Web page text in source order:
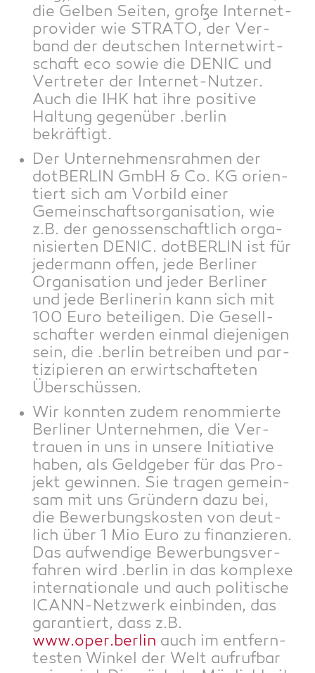
die Gel­ben Sei­ten, gro­ße Inter­net­
pro­vi­der wie STRATO, der Ver­
band der deut­schen Inter­net­wirt­
schaft eco sowie die DENIC und
Ver­tre­ter der Inter­net-Nut­zer.
Auch die IHK hat ihre posi­ti­ve
Hal­tung gegen­über .ber­lin
bekräftigt.
Der Unter­neh­mens­rah­men der
dot­BER­LIN GmbH & Co. KG ori­en­
tiert sich am Vor­bild einer
Gemein­schafts­or­ga­ni­sa­ti­on, wie
z.B. der genos­sen­schaft­lich orga­
ni­sier­ten DENIC. dot­BER­LIN ist für
jeder­mann offen, jede Ber­li­ner
Orga­ni­sa­ti­on und jeder Ber­li­ner
und jede Ber­li­ne­rin kann sich mit
100 Euro betei­li­gen. Die Gesell­
schaf­ter wer­den ein­mal die­je­ni­gen
sein, die .ber­lin betrei­ben und par­
ti­zi­pie­ren an erwirt­schaf­te­ten
Überschüssen.
Wir konn­ten zudem renom­mier­te
Ber­li­ner Unter­neh­men, die Ver­
trau­en in uns in unse­re Initia­ti­ve
haben, als Geld­ge­ber für das Pro­
jekt gewin­nen. Sie tra­gen gemein­
sam mit uns Grün­dern dazu bei,
die Bewer­bungs­kos­ten von deut­
lich über 1 Mio Euro zu finan­zie­ren.
Das auf­wen­di­ge Bewer­bungs­ver­
fah­ren wird .ber­lin in das kom­ple­xe
inter­na­tio­na­le und auch poli­ti­sche
ICANN-Netz­werk ein­bin­den, das
garan­tiert, dass z.B.
www.oper.berlin auch im ent­fern­
tes­ten Win­kel der Welt auf­ruf­bar